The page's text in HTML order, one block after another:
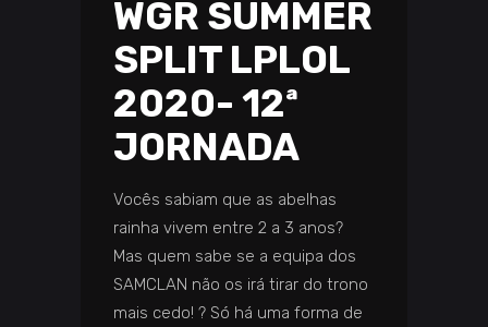
WGR SUMMER
SPLIT LPLOL
2020- 12ª
JORNADA
Vocês sabiam que as abelhas
rainha vivem entre 2 a 3 anos?
Mas quem sabe se a equipa dos
SAMCLAN não os irá tirar do trono
mais cedo! ? Só há uma forma de